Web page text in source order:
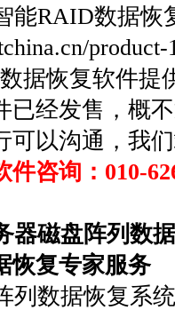
能RAID数据恢
product-
据恢复软件提
已经发售，概
可以沟通，我
件咨询：010-
磁盘阵列数
恢复专家服务
数据恢复系